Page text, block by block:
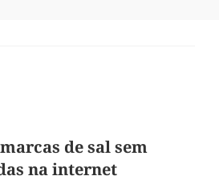
de sal sem
na internet